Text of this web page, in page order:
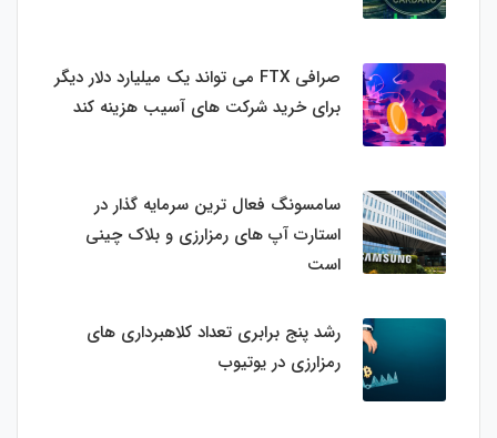
صرافی FTX می تواند یک میلیارد دلار دیگر
برای خرید شرکت های آسیب هزینه کند
سامسونگ فعال‌ ترین سرمایه‌ گذار در
استارت‌ آپ‌ های رمزارزی و بلاک چینی
است
رشد پنج برابری تعداد کلاهبرداری های
رمزارزی در یوتیوب